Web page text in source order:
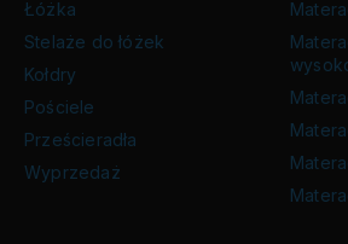
Łóżka
Stelaże do łóżek
Kołdry
Pościele
Prześcieradła
Wyprzedaż